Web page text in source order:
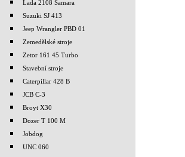
Lada 2108 Samara
Suzuki SJ 413
Jeep Wrangler PBD 01
Zemedělské stroje
Zetor 161 45 Turbo
Stavební stroje
Caterpillar 428 B
JCB C-3
Broyt X30
Dozer T 100 M
Jobdog
UNC 060